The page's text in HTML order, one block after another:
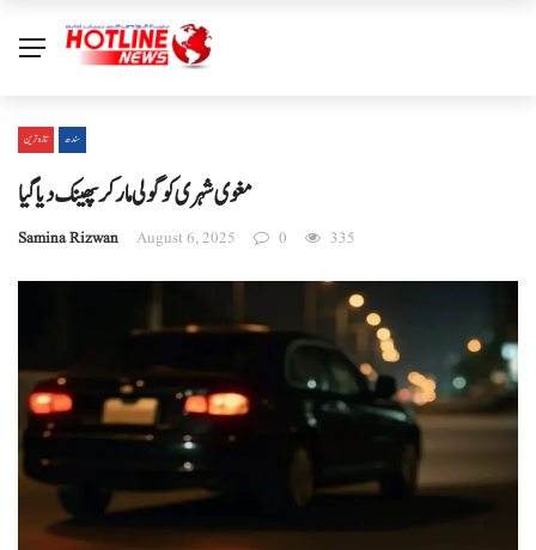
تازہ ترین سندھ
مغوی شہری کو گولی مار کر پھینک دیا گیا
Samina Rizwan August 6, 2025 0 335